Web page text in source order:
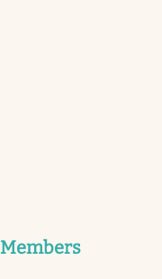
Members